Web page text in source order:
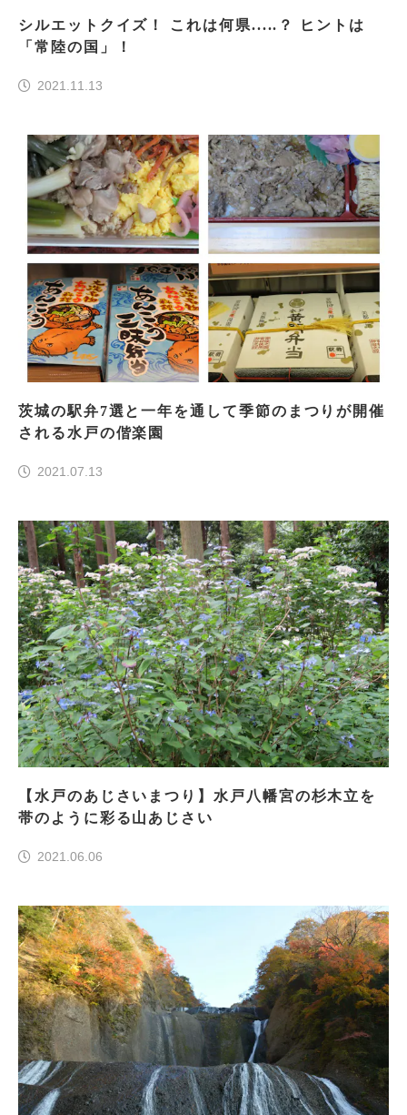
シルエットクイズ！ これは何県.....？ ヒントは
「常陸の国」！
2021.11.13
茨城の駅弁7選と一年を通して季節のまつりが開催
される水戸の偕楽園
2021.07.13
【水戸のあじさいまつり】水戸八幡宮の杉木立を
帯のように彩る山あじさい
2021.06.06